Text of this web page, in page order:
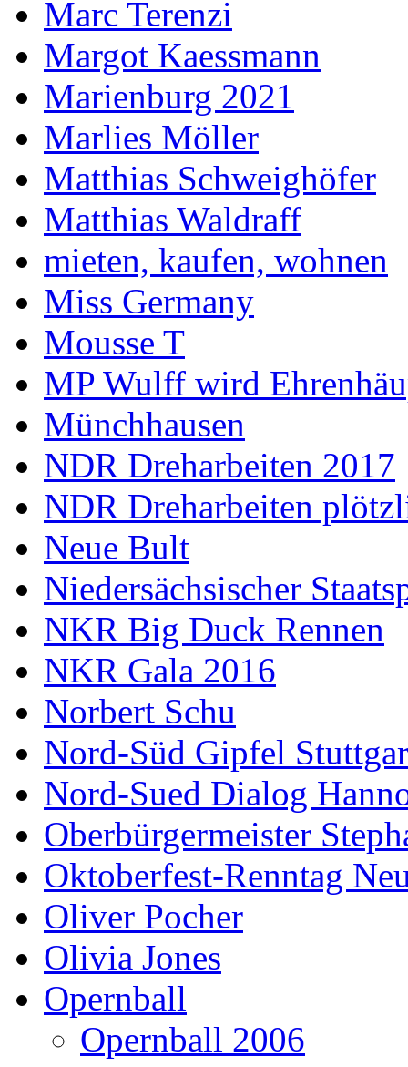
Marc Terenzi
Margot Kaessmann
Marienburg 2021
Marlies Möller
Matthias Schweighöfer
Matthias Waldraff
mieten, kaufen, wohnen
Miss Germany
Mousse T
MP Wulff wird
Münchhausen
NDR Dreharbeiten 2017
NDR Dreharbeiten
Neue Bult
Niedersächsischer
NKR Big Duck Rennen
NKR Gala 2016
Norbert Schu
Nord-Süd Gipfel
Nord-Sued Dialog
Oberbürgermeister
Oktoberfest-Renntag
Oliver Pocher
Olivia Jones
Opernball
Opernball 2006